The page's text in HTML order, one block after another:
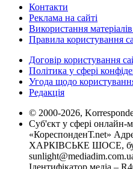
Контакти
Реклама на сайті
Використання
Правила користування
Договір користування
Політика у сфері
Угода щодо
Редакція
© 2000-2026,
Суб'єкт у сфері онлайн-
«КореспонденТ.net»
ХАРКІВСЬКЕ ШОСЕ,
Ідентифікатор медіа –